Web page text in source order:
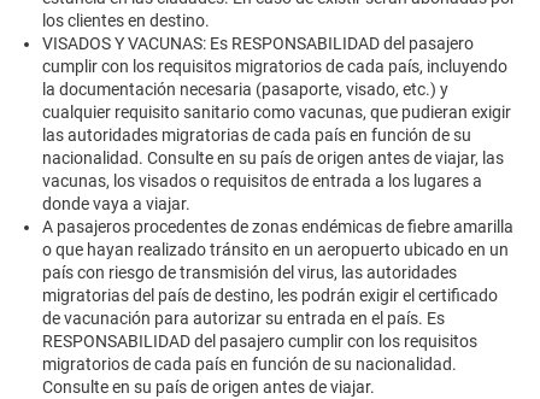
los clientes en destino.
VISADOS Y VACUNAS: Es RESPONSABILIDAD del pasajero
cumplir con los requisitos migratorios de cada país, incluyendo
la documentación necesaria (pasaporte, visado, etc.) y
cualquier requisito sanitario como vacunas, que pudieran exigir
las autoridades migratorias de cada país en función de su
nacionalidad. Consulte en su país de origen antes de viajar, las
vacunas, los visados o requisitos de entrada a los lugares a
donde vaya a viajar.
A pasajeros procedentes de zonas endémicas de fiebre amarilla
o que hayan realizado tránsito en un aeropuerto ubicado en un
país con riesgo de transmisión del virus, las autoridades
migratorias del país de destino, les podrán exigir el certificado
de vacunación para autorizar su entrada en el país. Es
RESPONSABILIDAD del pasajero cumplir con los requisitos
migratorios de cada país en función de su nacionalidad.
Consulte en su país de origen antes de viajar.